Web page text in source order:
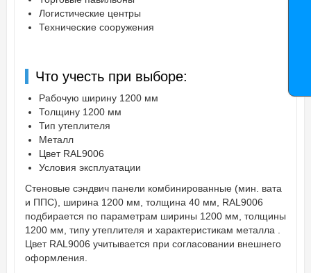
Логистические центры
Технические сооружения
Что учесть при выборе:
Рабочую ширину 1200 мм
Толщину 1200 мм
Тип утеплителя
Металл
Цвет RAL9006
Условия эксплуатации
Стеновые сэндвич панели комбинированные (мин. вата
и ППС), ширина 1200 мм, толщина 40 мм, RAL9006
подбирается по параметрам ширины 1200 мм, толщины
1200 мм, типу утеплителя и характеристикам металла .
Цвет RAL9006 учитывается при согласовании внешнего
оформления.